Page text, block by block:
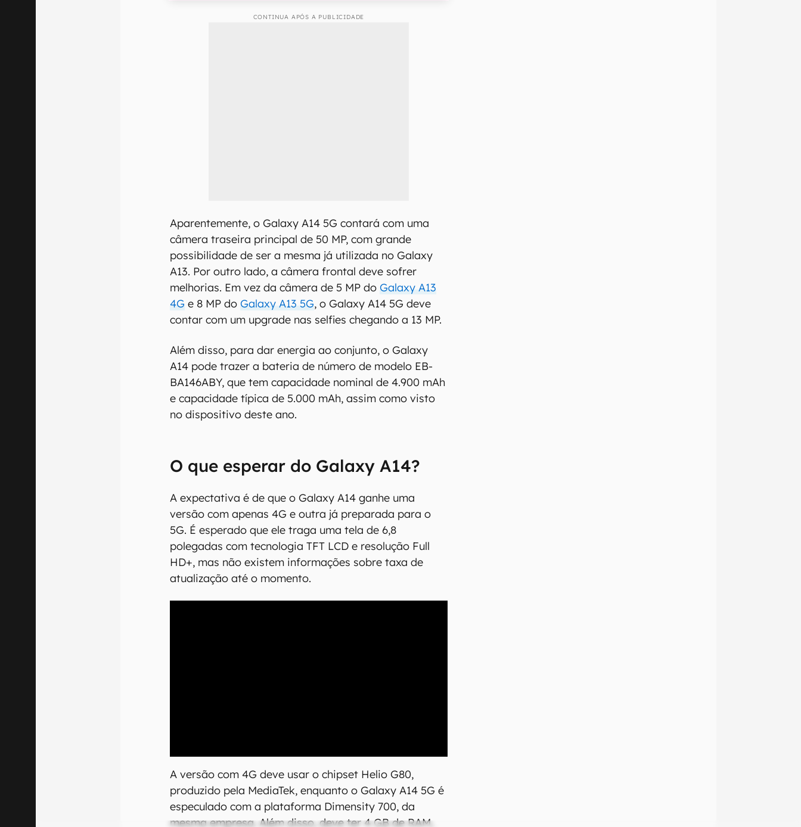
CONTINUA APÓS A PUBLICIDADE
Aparentemente, o Galaxy A14 5G contará com uma
câmera traseira principal de 50 MP, com grande
possibilidade de ser a mesma já utilizada no Galaxy
A13. Por outro lado, a câmera frontal deve sofrer
melhorias. Em vez da câmera de 5 MP doGalaxy A13
4G e 8 MP doGalaxy A13 5G, o Galaxy A14 5G deve
contar com um upgrade nas selfies chegando a 13 MP.
Além disso, para dar energia ao conjunto, o Galaxy
A14 pode trazer a bateria de número de modelo EB-
BA146ABY, que tem capacidade nominal de 4.900 mAh
e capacidade típica de 5.000 mAh, assim como visto
no dispositivo deste ano.
O que esperar do Galaxy A14?
A expectativa é de que o Galaxy A14 ganhe uma
versão com apenas 4G e outra já preparada para o
5G. É esperado que ele traga uma tela de 6,8
polegadas com tecnologia TFT LCD e resolução Full
HD+, mas não existem informações sobre taxa de
atualização até o momento.
A versão com 4G deve usar o chipset Helio G80,
produzido pela MediaTek, enquanto o Galaxy A14 5G é
especulado com a plataforma Dimensity 700, da
mesma empresa. Além disso, deve ter 4 GB de RAM,